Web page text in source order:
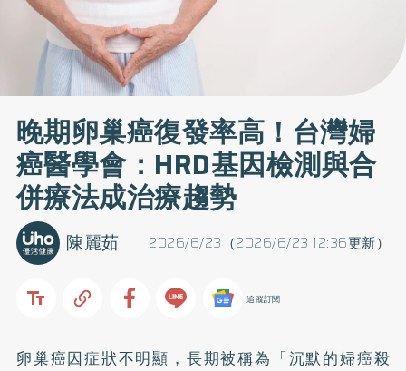
晚期卵巢癌復發率高！台灣婦
癌醫學會：HRD基因檢測與合
併療法成治療趨勢
2026/6/23（2026/6/23 12:36更新）
陳麗茹
追蹤訂閱
卵巢癌因症狀不明顯，長期被稱為「沉默的婦癌殺